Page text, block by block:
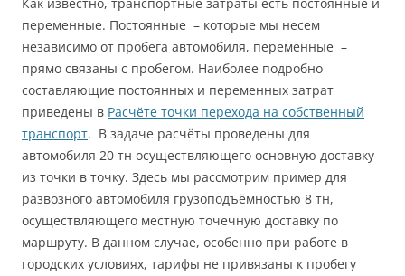
переменные. Постоянные – которые мы несем
независимо от пробега автомобиля, переменные –
прямо связаны с пробегом. Наиболее подробно
составляющие постоянных и переменных затрат
приведены в Расчёте точки перехода на собственный
транспорт. В задаче расчёты проведены для
автомобиля 20 тн осуществляющего основную доставку
из точки в точку. Здесь мы рассмотрим пример для
развозного автомобиля грузоподъёмностью 8 тн,
осуществляющего местную точечную доставку по
маршруту. В данном случае, особенно при работе в
городских условиях, тарифы не привязаны к пробегу